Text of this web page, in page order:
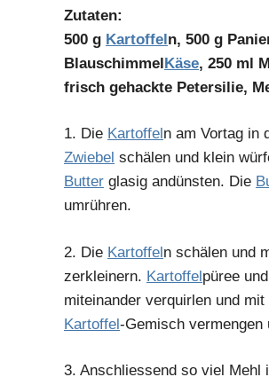
Zutaten:
500 g Kartoffeln, 500 g
BlauschimmelKäse, 250 ml
frisch gehackte Petersilie,
1. Die Kartoffeln am Vortag in
Zwiebel schälen und klein
Butter glasig andünsten. Die
umrühren.
2. Die Kartoffeln schälen und
zerkleinern. Kartoffelpüree
miteinander verquirlen und
Kartoffel-Gemisch vermengen
3. Anschliessend so viel Mehl